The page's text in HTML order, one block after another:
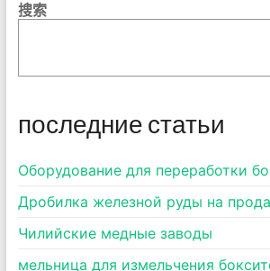
搜索
последние статьи
Оборудование для переработки
Дробилка железной руды на
Чилийские медные заводы
мельница для измельчения